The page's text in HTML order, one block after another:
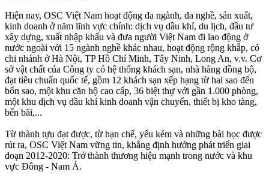
Hiện nay, OSC Việt Nam hoạt động đa ngành, đa nghề, sản xuất,
kinh doanh ở năm lĩnh vực chính: dịch vụ dầu khí, du lịch, đầu tư
xây dựng, xuất nhập khẩu và đưa người Việt Nam đi lao động ở
nước ngoài với 15 ngành nghề khác nhau, hoạt động rộng khắp, có
chi nhánh ở Hà Nội, TP Hồ Chí Minh, Tây Ninh, Long An, v.v. Cơ
sở vật chất của Công ty có hệ thống khách sạn, nhà hàng đồng bộ,
đạt tiêu chuẩn quốc tế, gồm 12 khách sạn xếp hạng từ hai sao đến
bốn sao, một khu căn hộ cao cấp, 36 biệt thự với gần 1.000 phòng,
một khu dịch vụ dầu khí kinh doanh vận chuyển, thiết bị kho tàng,
bến bãi,...
Từ thành tựu đạt được, từ hạn chế, yếu kém và những bài học được
rút ra, OSC Việt Nam vững tin, khẳng định hướng phát triển giai
đoạn 2012-2020: Trở thành thương hiệu mạnh trong nước và khu
vực Ðông - Nam Á.